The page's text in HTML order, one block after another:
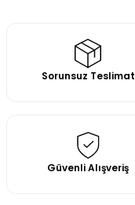
Sorunsuz Teslimat
Güvenli Alışveriş